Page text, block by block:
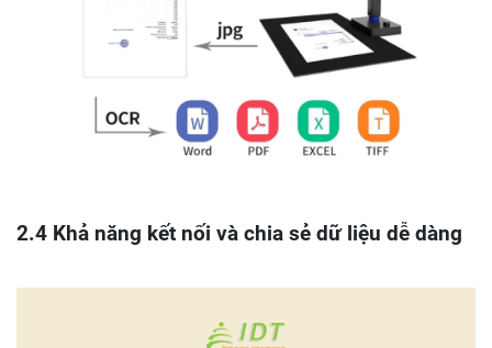
2.4 Khả năng kết nối và chia sẻ dữ liệu dễ dàng